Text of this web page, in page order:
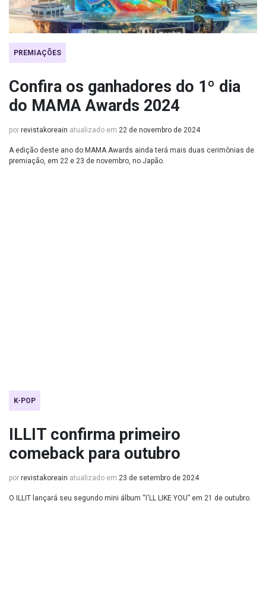
PREMIAÇÕES
Confira os ganhadores do 1º dia
do MAMA Awards 2024
por revistakoreain atualizado em 22 de novembro de 2024
A edição deste ano do MAMA Awards ainda terá mais duas cerimônias de
premiação, em 22 e 23 de novembro, no Japão.
K-POP
ILLIT confirma primeiro
comeback para outubro
por revistakoreain atualizado em 23 de setembro de 2024
O ILLIT lançará seu segundo mini álbum “I'LL LIKE YOU” em 21 de outubro.